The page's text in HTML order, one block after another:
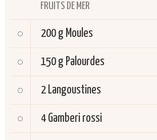
FRUITS DE MER
200 g Moules
150 g Palourdes
2 Langoustines
4 Gamberi rossi